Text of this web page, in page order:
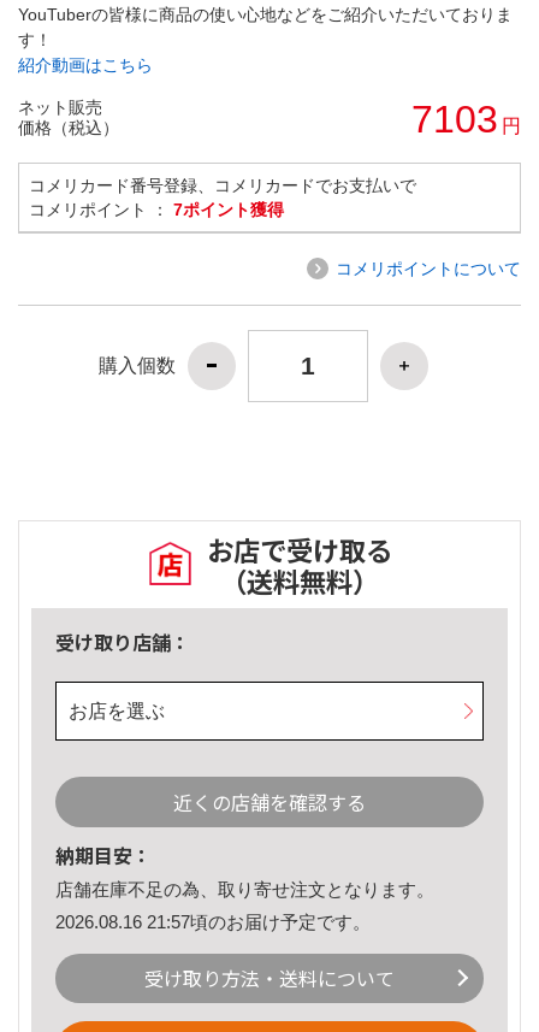
YouTuberの皆様に商品の使い心地などをご紹介いただいておりま
す！
紹介動画はこちら
ネット販売
価格（税込）
7103 円
コメリカード番号登録、コメリカードでお支払いで
コメリポイント ： 7ポイント獲得
コメリポイントについて
購入個数
お店で受け取る
（送料無料）
受け取り店舗：
お店を選ぶ
近くの店舗を確認する
納期目安：
店舗在庫不足の為、取り寄せ注文となります。
2026.08.16 21:57頃のお届け予定です。
受け取り方法・送料について